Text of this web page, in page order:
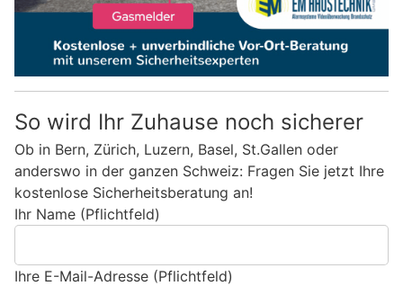
So wird Ihr Zuhause noch sicherer
Ob in Bern, Zürich, Luzern, Basel, St.Gallen oder
anderswo in der ganzen Schweiz: Fragen Sie jetzt Ihre
kostenlose Sicherheitsberatung an!
Ihr Name (Pflichtfeld)
Ihre E-Mail-Adresse (Pflichtfeld)